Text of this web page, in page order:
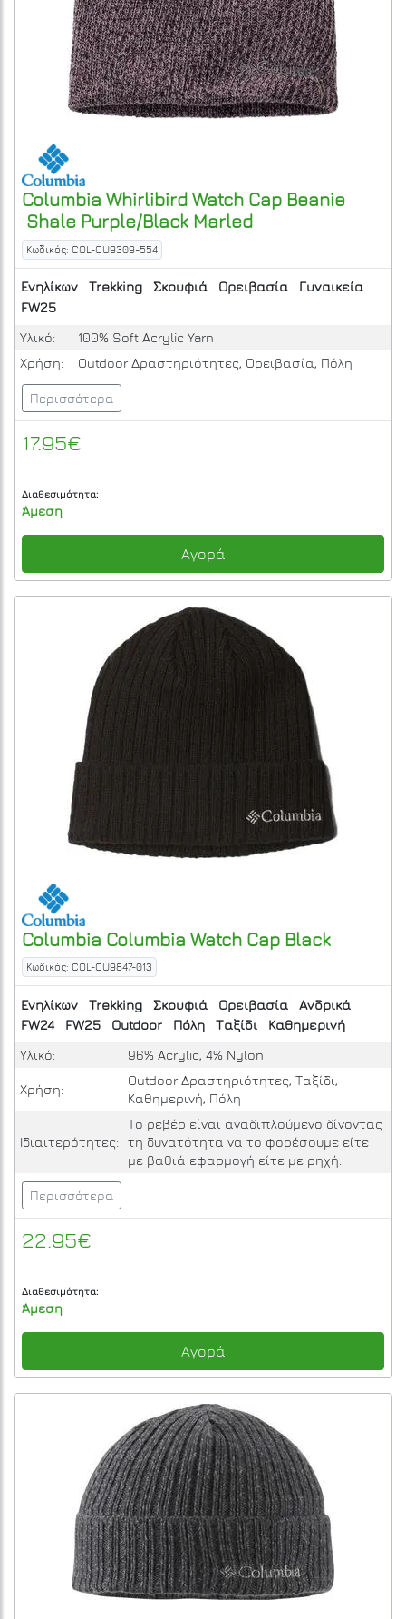
Columbia Whirlibird Watch Cap Beanie
Shale Purple/Black Marled
Κωδικός: COL-CU9309-554
Ενηλίκων Trekking Σκουφιά Ορειβασία
Γυναικεία
FW25
Υλικό:
100% Soft Acrylic Yarn
Χρήση:
Outdoor Δραστηριότητες, Ορειβασία, Πόλη
Περισσότερα
17.95€
Διαθεσιμότητα:
Άμεση
Αγορά
Columbia Columbia Watch Cap Black
Κωδικός: COL-CU9847-013
Ενηλίκων Trekking Σκουφιά Ορειβασία
Ανδρικά
FW24
FW25 Outdoor Πόλη Ταξίδι
Καθημερινή
Υλικό:
96% Acrylic, 4% Nylon
Χρήση:
Outdoor Δραστηριότητες, Ταξίδι,
Καθημερινή, Πόλη
Ιδιαιτερότητες:
Το ρεβέρ είναι αναδιπλούμενο δίνοντας
τη δυνατότητα να το φορέσουμε είτε
με βαθιά εφαρμογή είτε με ρηχή.
Περισσότερα
22.95€
Διαθεσιμότητα:
Άμεση
Αγορά